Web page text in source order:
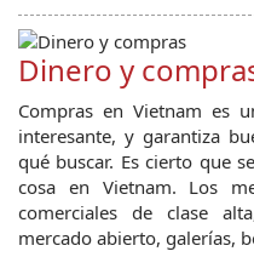
Dinero y
Compras en Vietnam es
interesante, y garantiza
qué buscar. Es cierto que
cosa en Vietnam. Los
comerciales de clase
mercado abierto, galerías,